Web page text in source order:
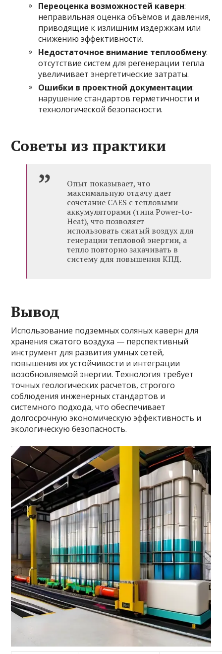
Переоценка возможностей каверн:
неправильная оценка объёмов и давления,
приводящие к излишним издержкам или
снижению эффективности.
Недостаточное внимание теплообмену:
отсутствие систем для регенерации тепла
увеличивает энергетические затраты.
Ошибки в проектной документации:
нарушение стандартов герметичности и
технологической безопасности.
Советы из практики
Опыт показывает, что
максимальную отдачу дает
сочетание CAES с тепловыми
аккумуляторами (типа Power-to-
Heat), что позволяет
использовать сжатый воздух для
генерации тепловой энергии, а
тепло повторно закачивать в
систему для повышения КПД.
Вывод
Использование подземных соляных каверн для
хранения сжатого воздуха — перспективный
инструмент для развития умных сетей,
повышения их устойчивости и интеграции
возобновляемой энергии. Технология требует
точных геологических расчетов, строгого
соблюдения инженерных стандартов и
системного подхода, что обеспечивает
долгосрочную экономическую эффективность и
экологическую безопасность.